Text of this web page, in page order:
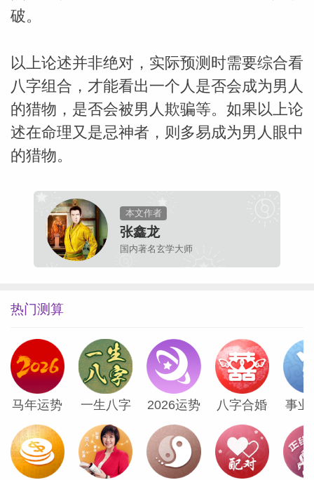
破。
以上论述并非绝对，实际预测时需要综合看
八字组合，才能看出一个人是否会成为男人
的猎物，是否会被男人欺骗等。如果以上论
述在命理又是忌神者，则多易成为男人眼中
的猎物。
本文作者
张鑫龙
国内著名玄学大师
热门测算
马年运势 一生八字 2026运势 八字合婚 事业